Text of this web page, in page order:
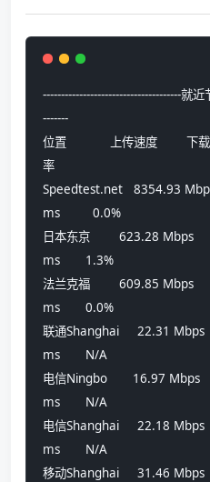
--------------------------------------就
-------
位置            上传速度        下
率
Speedtest.net   8354.93
ms         0.0%
日本东京        623.28 Mbps
ms       1.3%
法兰克福        609.85 Mbps
ms       0.0%
联通Shanghai     22.31
ms       N/A
电信Ningbo       16.97 Mbps
ms       N/A
电信Shanghai     22.18
ms       N/A
移动Shanghai     31.46